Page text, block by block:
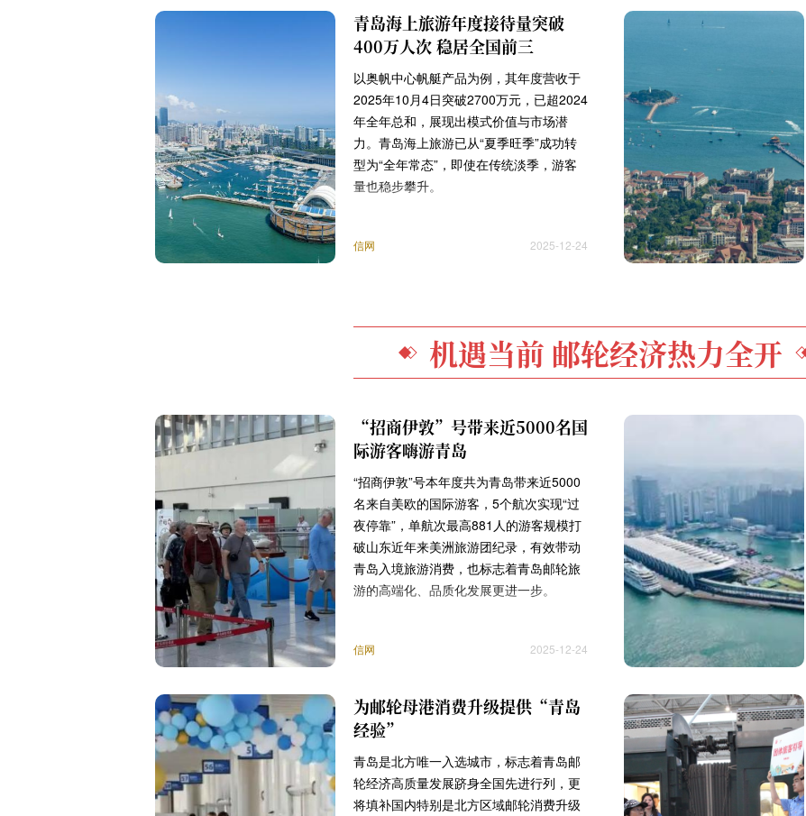
青岛海上旅游年度接待量突破
400万人次 稳居全国前三
以奥帆中心帆艇产品为例，其年度营收于
2025年10月4日突破2700万元，已超2024
年全年总和，展现出模式价值与市场潜
力。青岛海上旅游已从“夏季旺季”成功转
型为“全年常态”，即使在传统淡季，游客
量也稳步攀升。
信网 2025-12-24
机遇当前 邮轮经济热力全开
“招商伊敦”号带来近5000名国
际游客嗨游青岛
“招商伊敦”号本年度共为青岛带来近5000
名来自美欧的国际游客，5个航次实现“过
夜停靠”，单航次最高881人的游客规模打
破山东近年来美洲旅游团纪录，有效带动
青岛入境旅游消费，也标志着青岛邮轮旅
游的高端化、品质化发展更进一步。
信网 2025-12-24
为邮轮母港消费升级提供“青岛
经验”
青岛是北方唯一入选城市，标志着青岛邮
轮经济高质量发展跻身全国先进行列，更
将填补国内特别是北方区域邮轮消费升级